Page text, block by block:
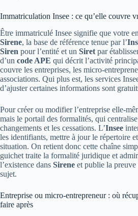
Immatriculation Insee : ce qu’elle couvre
Être immatriculé Insee signifie que votre
Sirene, la base de référence tenue par l’
Siren pour l’entité et un Siret par
d’un code APE qui décrit l’activité
couvre les entreprises, les micro-
associations. Qui plus est, les services
d’ajuster certaines informations sont
Pour créer ou modifier l’entreprise elle-
mais le portail des formalités, qui
changements et les cessations. L’Insee
les identifiants, mettre à jour le répertoire
situation. On retient donc cette chaîne
guichet traite la formalité juridique et
l’existence dans Sirene et publie la
sujet.
Entreprise ou micro-entrepreneur : où
faire après